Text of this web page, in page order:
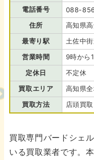
電話番号
088-
住所
高知県
最寄り駅
土佐中
営業時間
9時から
定休日
不定休
買取エリア
高知県
買取方法
店頭買
買取専門バードシェ
いる買取業者です。